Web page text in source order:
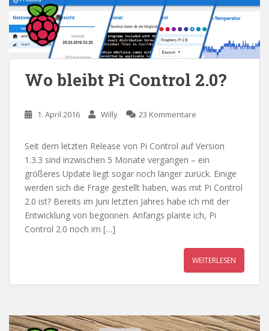
Wo bleibt Pi Control 2.0?
1. April 2016 Willy 23 Kommentare
Seit dem letzten Release von Pi Control auf Version
1.3.3 sind inzwischen 5 Monate vergangen – ein
größeres Update liegt sogar noch länger zurück. Einige
werden sich die Frage gestellt haben, was mit Pi Control
2.0 ist? Bereits im Juni letzten Jahres habe ich mit der
Entwicklung von begonnen. Anfangs plante ich, Pi
Control 2.0 noch im […]
WEITERLESEN